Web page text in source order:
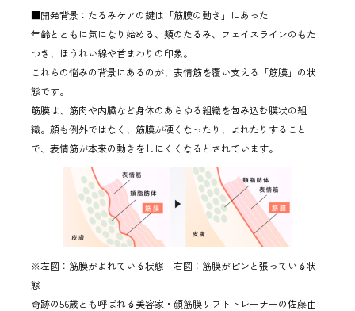
■開発背景：たるみケアの鍵は「筋膜の動き」にあった
年齢とともに気になり始める、頬のたるみ、フェイスラインのもた
つき、ほうれい線や首まわりの印象。
これらの悩みの背景にあるのが、表情筋を覆い支える「筋膜」の状
態です。
筋膜は、筋肉や内臓など身体のあらゆる組織を包み込む膜状の組
織。顔も例外ではなく、筋膜が硬くなったり、よれたりすること
で、表情筋が本来の動きをしにくくなるとされています。
※左図：筋膜がよれている状態 右図：筋膜がピンと張っている状
態
奇跡の56歳とも呼ばれる美容家・顔筋膜リフトトレーナーの佐藤由